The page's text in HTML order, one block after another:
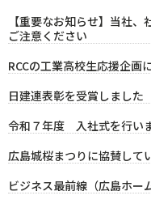
【重要なお知らせ】当社
ご注意ください
RCCの工業高校生応援企画
日建連表彰を受賞しました
令和７年度 入社式を行い
広島城桜まつりに協賛して
ビジネス最前線（広島ホー